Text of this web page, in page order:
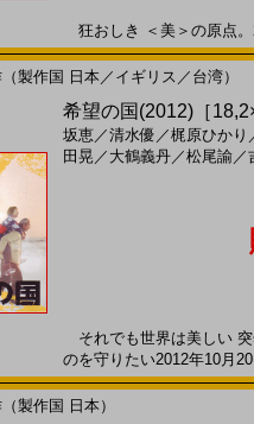
狂おしき ＜美＞の原点
製作国 日本／イギリス／台湾）
希望の国(2012)［
坂恵／清水優 ／梶原ひかり
田晃／ 大鶴義丹／松尾諭／
それでも世界は美しい
のを守りたい2012年10
製作国 日本）